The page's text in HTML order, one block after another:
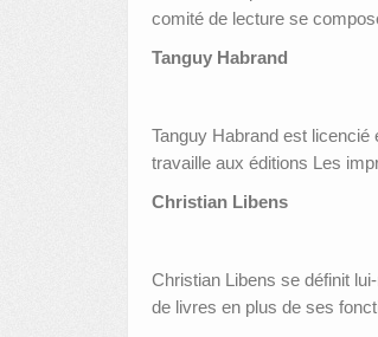
comité de lecture se
Tanguy Habrand
Tanguy Habrand est licencié
travaille aux éditions Les
Christian Libens
Christian Libens se définit
de livres en plus de ses